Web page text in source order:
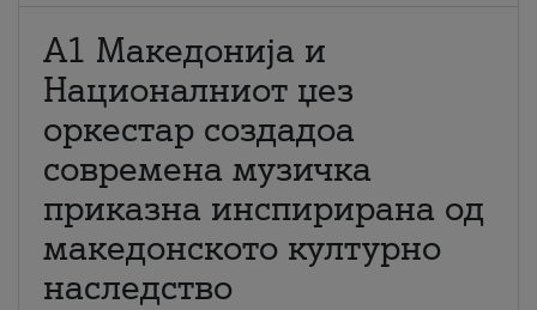
А1 Македонија и
Националниот џез
оркестар создадоа
современа музичка
приказна инспирирана од
македонското културно
наследство